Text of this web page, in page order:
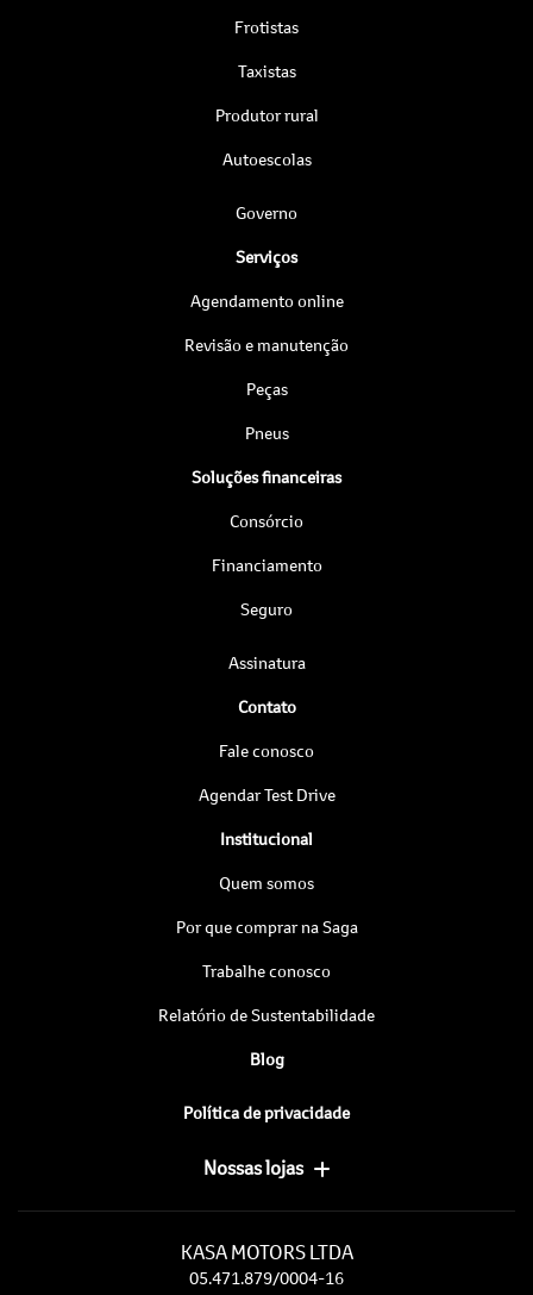
Frotistas
Taxistas
Produtor rural
Autoescolas
Governo
Serviços
Agendamento online
Revisão e manutenção
Peças
Pneus
Soluções financeiras
Consórcio
Financiamento
Seguro
Assinatura
Contato
Fale conosco
Agendar Test Drive
Institucional
Quem somos
Por que comprar na Saga
Trabalhe conosco
Relatório de Sustentabilidade
Blog
Política de privacidade
Nossas lojas
KASA MOTORS LTDA
05.471.879/0004-16